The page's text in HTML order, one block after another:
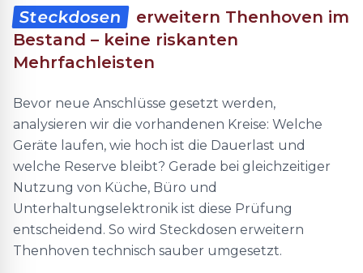
Steckdosen
erweitern Thenhoven im
Bestand – keine riskanten
Mehrfachleisten
Bevor neue Anschlüsse gesetzt werden,
analysieren wir die vorhandenen Kreise: Welche
Geräte laufen, wie hoch ist die Dauerlast und
welche Reserve bleibt? Gerade bei gleichzeitiger
Nutzung von Küche, Büro und
Unterhaltungselektronik ist diese Prüfung
entscheidend. So wird Steckdosen erweitern
Thenhoven technisch sauber umgesetzt.